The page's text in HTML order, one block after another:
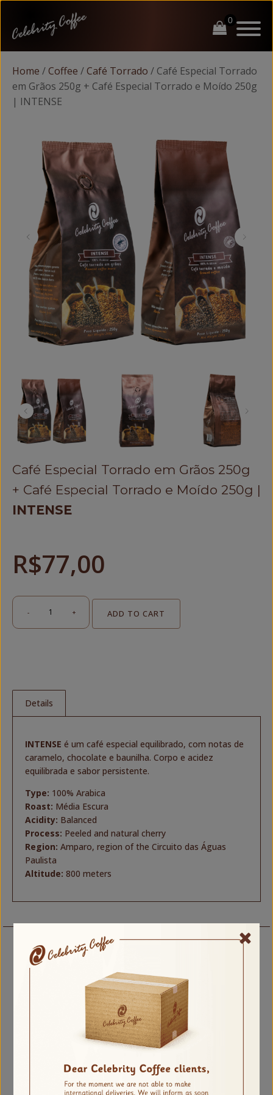
Home /Coffee /Café Torrado / Café Especial Torrado
em Grãos 250g + Café Especial Torrado e Moído 250g
| INTENSE
Café Especial Torrado em Grãos 250g
+ Café Especial Torrado e Moído 250g |
INTENSE
R$77,00
-
+
Café
Especial
Moído
250g
quantity
+ ADD TO CART
Details
INTENSE é um café especial equilibrado, com notas de
caramelo, chocolate e baunilha. Corpo e acidez
equilibrada e sabor persistente.
Type: 100% Arabica
Roast: Média Escura
Acidity: Balanced
Process: Peeled and natural cherry
Region: Amparo, region of the Circuito das Águas
Paulista
Altitude: 800 meters